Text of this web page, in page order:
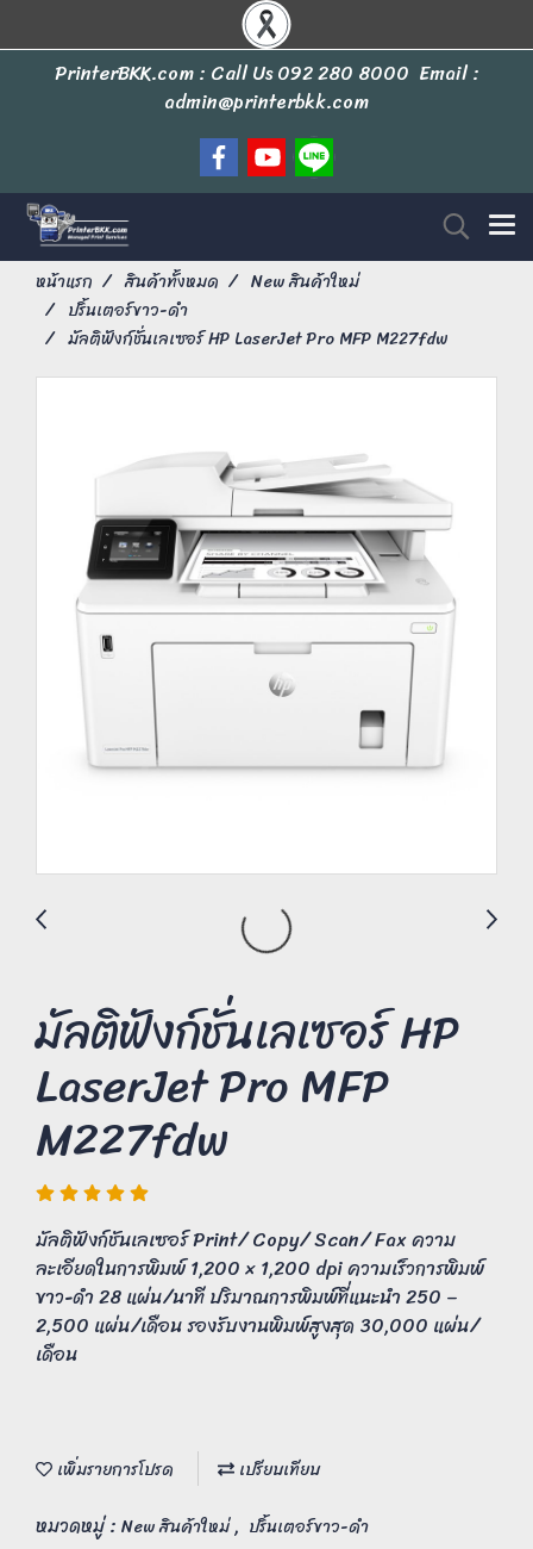
PrinterBKK.com : Call Us092 280 8000 Email :
admin@printerbkk.com
หน้าแรก สินค้าทั้งหมด
New สินค้าใหม่
ปริ้นเตอร์ขาว-ดำ
มัลติฟังก์ชั่นเลเซอร์ HP LaserJet Pro MFP M227fdw
มัลติฟังก์ชั่นเลเซอร์ HP
LaserJet Pro MFP
M227fdw
มัลติฟังก์ชันเลเซอร์ Print/ Copy/ Scan/ Fax ความ
ละเอียดในการพิมพ์ 1,200 × 1,200 dpi ความเร็วการพิมพ์
ขาว-ดำ 28 แผ่น/นาที ปริมาณการพิมพ์ที่แนะนำ 250 –
2,500 แผ่น/เดือน รองรับงานพิมพ์สูงสุด 30,000 แผ่น/
เดือน
เพิ่มรายการโปรด เปรียบเทียบ
หมวดหมู่ : New สินค้าใหม่, ปริ้นเตอร์ขาว-ดำ